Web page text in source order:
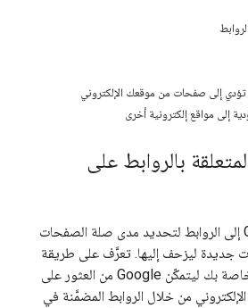
تؤدي إلى صفحات من موقعك الإلكتروني
إلى مواقع إلكترونية أخرى
بالروابط على
يستند محرّك بحث Google إلى الروابط لتحديد مدى صلة الصفحات
جديدة ليزحف إليها. تعرَّف على طريقة
إتاحة الزحف إلى الروابط الخاصة بك ليتمكّن Google من العثور على
من خلال الروابط المضمَّنة في